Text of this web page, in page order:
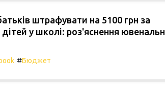
штрафувати на 5100 грн за
дітей у школі: роз'яснення
#Бюджет